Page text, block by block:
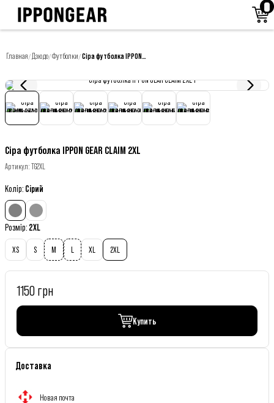
Главная/Дзюдо/Футболки/ Сіра футболка IPPON GEAR CLAIM 2XL
Сіра футболка IPPON GEAR CLAIM 2XL
Артикул: TG2XL
Колір: Сірий
Розмір: 2XL
XS S M L XL 2XL
1150 грн
Купить
Доставка
Новая почта